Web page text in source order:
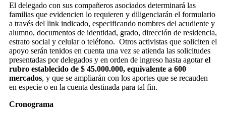
El delegado con sus compañeros asociados determinará las
familias que evidencien lo requieren y diligenciarán el formulario
a través del link indicado, especificando nombres del acudiente y
alumno, documentos de identidad, grado, dirección de residencia,
estrato social y celular o teléfono. Otros activistas que soliciten el
apoyo serán tenidos en cuenta una vez se atienda las solicitudes
presentadas por delegados y en orden de ingreso hasta agotarel
rubro establecido de $ 45.000.000, equivalente a 600
mercados, y que se ampliarán con los aportes que se recauden
en especie o en la cuenta destinada para tal fin.
Cronograma